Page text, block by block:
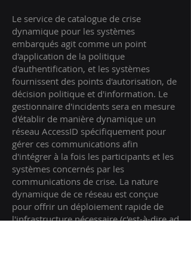
Le service de catalogue de crise
dynamique pour les systèmes
embarqués agit comme un point
d'application de la politique
d'authentification, et les systèmes
fournissent des points d'autorisation, de
décision politique et d'information. Le
gestionnaire d'incidents sera en mesure
d'établir de manière dynamique un
réseau AccessID spécifiquement pour
gérer ces communications afin
d'intégrer à la fois les participants et les
systèmes concernés par les
communications de crise. La nature
dynamique de ce réseau est conçue
pour offrir un déploiement rapide de
l'infrastructure nécessaire (c'est-à-dire ad